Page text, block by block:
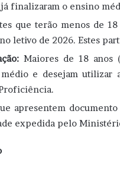
já finalizaram o ensino
que terão menos de
letivo de 2026. Estes
Maiores de 18
e desejam
apresentem
expedida pelo